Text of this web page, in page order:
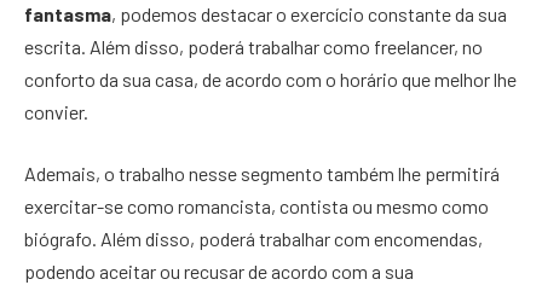
fantasma, podemos destacar o exercício constante da sua
escrita. Além disso, poderá trabalhar como freelancer, no
conforto da sua casa, de acordo com o horário que melhor lhe
convier.
Ademais, o trabalho nesse segmento também lhe permitirá
exercitar-se como romancista, contista ou mesmo como
biógrafo. Além disso, poderá trabalhar com encomendas,
podendo aceitar ou recusar de acordo com a sua